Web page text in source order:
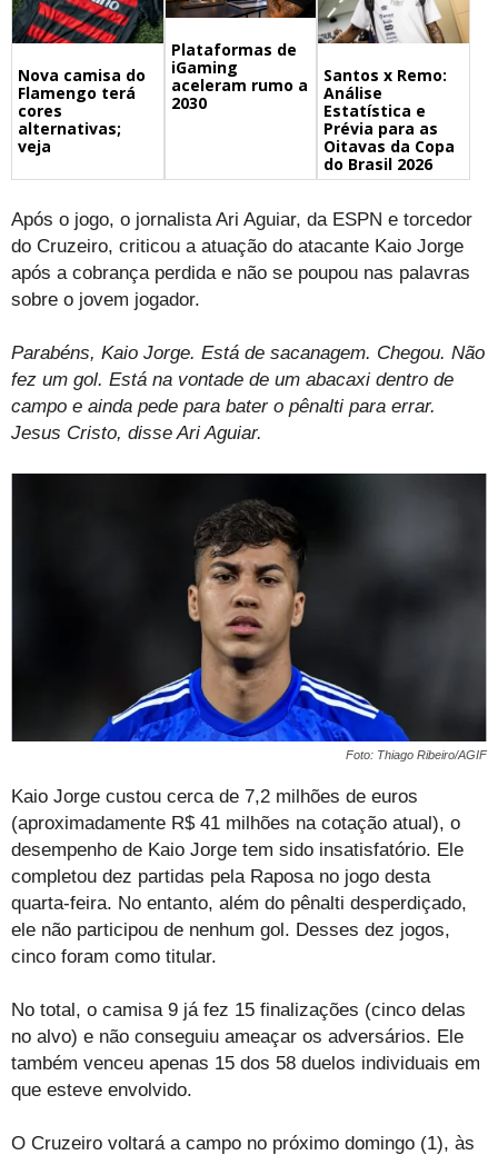
Nova camisa do
Flamengo terá
cores
alternativas;
veja
Plataformas de
iGaming
aceleram rumo a
2030
Santos x Remo:
Análise
Estatística e
Prévia para as
Oitavas da Copa
do Brasil 2026
Após o jogo, o jornalista Ari Aguiar, da ESPN e torcedor
do Cruzeiro, criticou a atuação do atacante Kaio Jorge
após a cobrança perdida e não se poupou nas palavras
sobre o jovem jogador.
Parabéns, Kaio Jorge. Está de sacanagem. Chegou. Não
fez um gol. Está na vontade de um abacaxi dentro de
campo e ainda pede para bater o pênalti para errar.
Jesus Cristo, disse Ari Aguiar.
Foto: Thiago Ribeiro/AGIF
Kaio Jorge custou cerca de 7,2 milhões de euros
(aproximadamente R$ 41 milhões na cotação atual), o
desempenho de Kaio Jorge tem sido insatisfatório. Ele
completou dez partidas pela Raposa no jogo desta
quarta-feira. No entanto, além do pênalti desperdiçado,
ele não participou de nenhum gol. Desses dez jogos,
cinco foram como titular.
No total, o camisa 9 já fez 15 finalizações (cinco delas
no alvo) e não conseguiu ameaçar os adversários. Ele
também venceu apenas 15 dos 58 duelos individuais em
que esteve envolvido.
O Cruzeiro voltará a campo no próximo domingo (1), às